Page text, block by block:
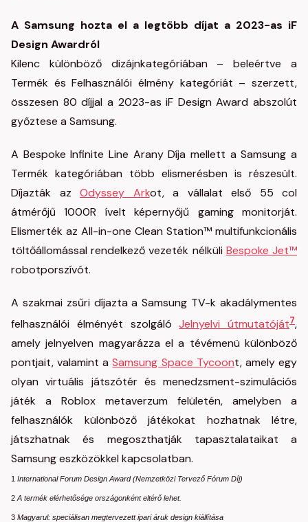
A Samsung hozta el a legtöbb díjat a 2023-as iF
Design Awardról
Kilenc különböző dizájnkategóriában – beleértve a
Termék és Felhasználói élmény kategóriát – szerzett,
összesen 80 díjjal a 2023-as iF Design Award abszolút
győztese a Samsung.
A Bespoke Infinite Line Arany Díja mellett a Samsung a
Termék kategóriában több elismerésben is részesült.
Díjazták az Odyssey Arkot, a vállalat első 55 col
átmérőjű 1000R ívelt képernyőjű gaming monitorját.
Elismerték az All-in-one Clean Station™ multifunkcionális
töltőállomással rendelkező vezeték nélküli Bespoke Jet™
robotporszívót.
A szakmai zsűri díjazta a Samsung TV-k akadálymentes
felhasználói élményét szolgálóJelnyelvi útmutatóját7,
amely jelnyelven magyarázza el a tévémenü különböző
pontjait, valamint aSamsung Space Tycoont, amely egy
olyan virtuális játszótér és menedzsment-szimulációs
játék a Roblox metaverzum felületén, amelyben a
felhasználók különböző játékokat hozhatnak létre,
játszhatnak és megoszthatják tapasztalataikat a
Samsung eszközökkel kapcsolatban.
1 International Forum Design Award (Nemzetközi Tervező Fórum Díj)
2 A termék elérhetősége országonként eltérő lehet.
3 Magyarul: speciálisan megtervezett ipari áruk design kiállítása